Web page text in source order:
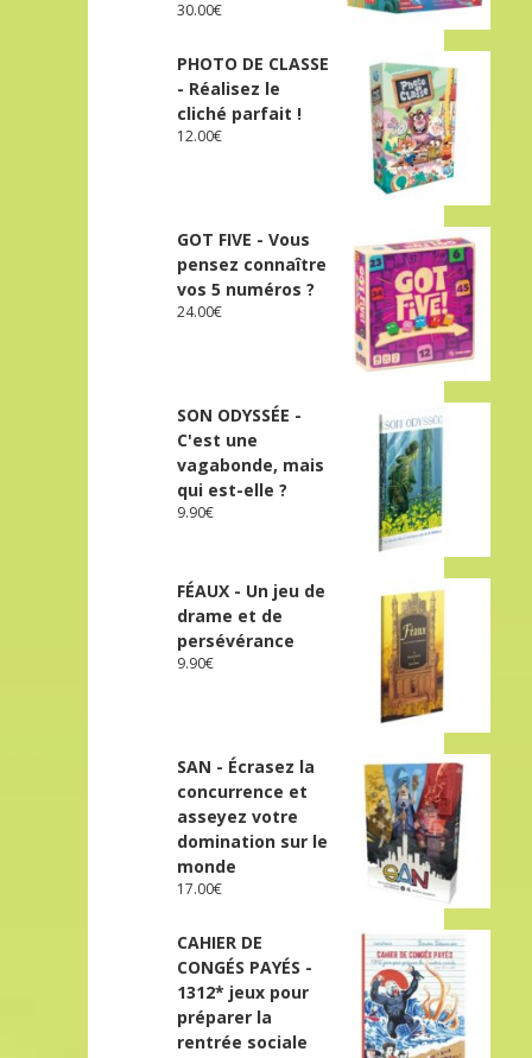
30.00€
PHOTO DE CLASSE
- Réalisez le
cliché parfait !
12.00€
GOT FIVE - Vous
pensez connaître
vos 5 numéros ?
24.00€
SON ODYSSÉE -
C'est une
vagabonde, mais
qui est-elle ?
9.90€
FÉAUX - Un jeu de
drame et de
persévérance
9.90€
SAN - Écrasez la
concurrence et
asseyez votre
domination sur le
monde
17.00€
CAHIER DE
CONGÉS PAYÉS -
1312* jeux pour
préparer la
rentrée sociale